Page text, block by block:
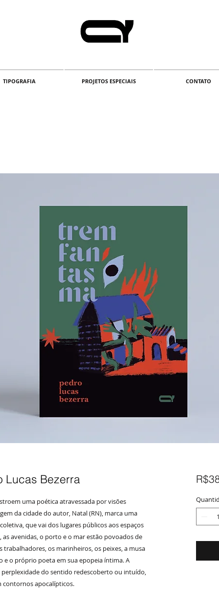
TIPOGRAFIA PROJETOS ESPECIAIS CONTATO
Lucas Bezerra
uma poética atravessada por visões
da cidade do autor, Natal (RN), marca uma
que vai dos lugares públicos aos espaços
avenidas, o porto e o mar estão povoados de
os marinheiros, os peixes, a musa
e o próprio poeta em sua epopeia íntima. A
perplexidade do sentido redescoberto ou intuído,
contornos apocalípticos.